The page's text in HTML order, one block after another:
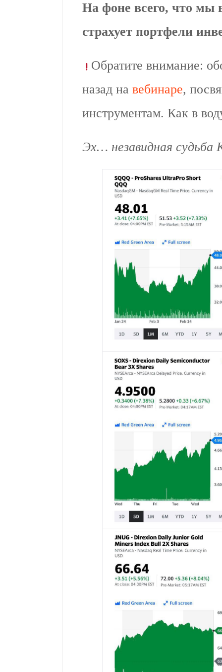
На фоне всего, что мы
страхует портфели
Обратите внимание:
назад на вебинаре,
инструментам. Как в
Эх… незавидная судьба